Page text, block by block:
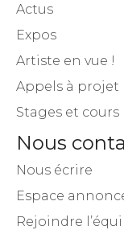
Actus
Expos
Artiste en vue !
Appels à projet
Stages et cours
Nous
Nous écrire
Espace
Rejoindre